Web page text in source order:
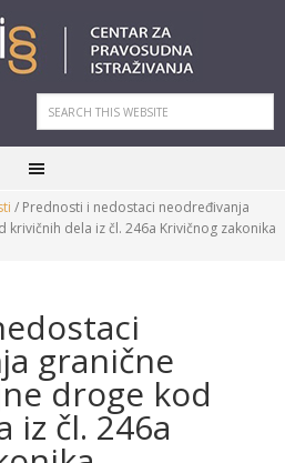
/ Prednosti i nedostaci neodređivanja
dela iz čl. 246a Krivičnog zakonika
granične
droge kod
iz čl. 246a